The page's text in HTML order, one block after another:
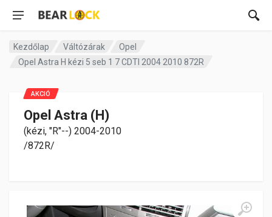
Kezdőlap Váltózárak
Opel
Opel Astra H kézi 5 seb 1 7 CDTI 2004 2010 872R
Opel Astra (H)
(kézi, "R"--) 2004-2010
/872R/
AKCIÓ